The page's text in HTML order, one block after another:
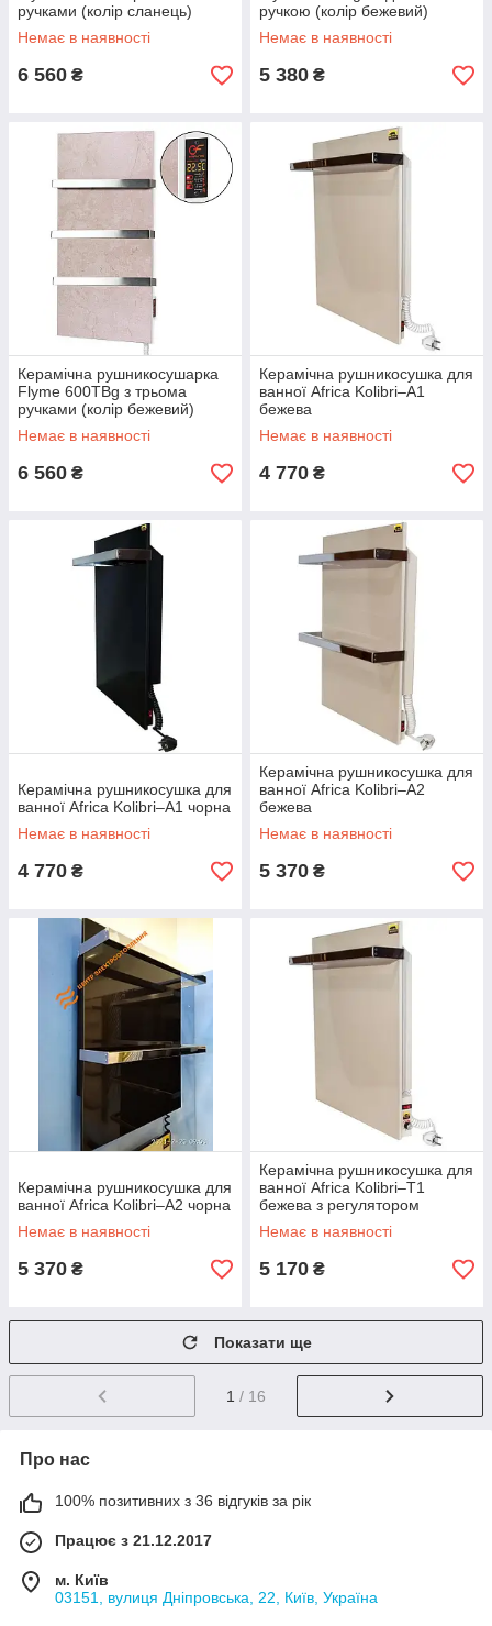
ручками (колір сланець)
Немає в наявності
6 560 ₴
ручкою (колір бежевий)
Немає в наявності
5 380 ₴
Керамічна рушникосушарка
Flyme 600ТBg з трьома
ручками (колір бежевий)
Немає в наявності
6 560 ₴
Керамічна рушникосушка для
ванної Africa Kolibri–A1
бежева
Немає в наявності
4 770 ₴
Керамічна рушникосушка для
ванної Africa Kolibri–A1 чорна
Немає в наявності
4 770 ₴
Керамічна рушникосушка для
ванної Africa Kolibri–A2
бежева
Немає в наявності
5 370 ₴
Керамічна рушникосушка для
ванної Africa Kolibri–A2 чорна
Немає в наявності
5 370 ₴
Керамічна рушникосушка для
ванної Africa Kolibri–T1
бежева з регулятором
потужності
Немає в наявності
5 170 ₴
Показати ще
1 / 16
Про нас
100% позитивних з 36 відгуків за рік
Працює з 21.12.2017
м. Київ
03151, вулиця Дніпровська, 22, Київ, Україна